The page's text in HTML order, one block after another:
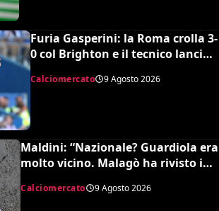
Furia Gasperini: la Roma crolla 3-
0 col Brighton e il tecnico lancia
l’allarme mercato
Calciomercato 9 Agosto 2026
Maldini: “Nazionale? Guardiola era
molto vicino. Malagò ha rivisto i
Calciomercato 9 Agosto 2026